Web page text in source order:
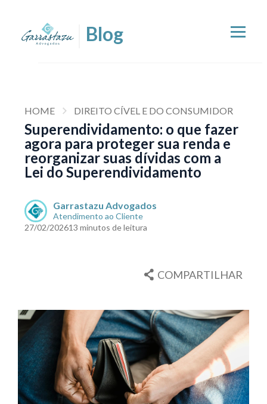
HOME DIREITO CÍVEL E DO CONSUMIDOR
Superendividamento: o que fazer
agora para proteger sua renda e
reorganizar suas dívidas com a
Lei do Superendividamento
Garrastazu Advogados
Atendimento ao Cliente
27/02/202613 minutos de leitura
COMPARTILHAR